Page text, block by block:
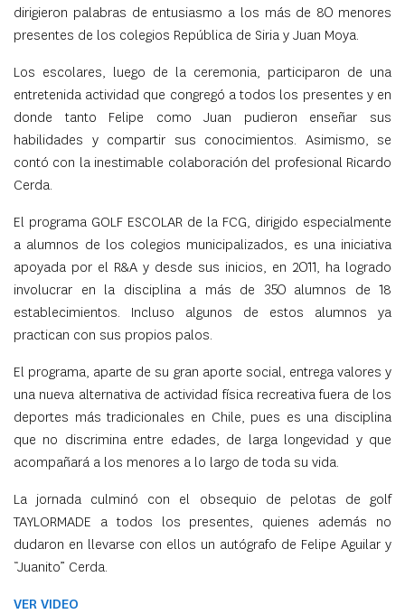
dirigieron palabras de entusiasmo a los más de 80 menores
presentes de los colegios República de Siria y Juan Moya.
Los escolares, luego de la ceremonia, participaron de una
entretenida actividad que congregó a todos los presentes y en
donde tanto Felipe como Juan pudieron enseñar sus
habilidades y compartir sus conocimientos. Asimismo, se
contó con la inestimable colaboración del profesional Ricardo
Cerda.
El programa GOLF ESCOLAR de la FCG, dirigido especialmente
a alumnos de los colegios municipalizados, es una iniciativa
apoyada por el R&A y desde sus inicios, en 2011, ha logrado
involucrar en la disciplina a más de 350 alumnos de 18
establecimientos. Incluso algunos de estos alumnos ya
practican con sus propios palos.
El programa, aparte de su gran aporte social, entrega valores y
una nueva alternativa de actividad física recreativa fuera de los
deportes más tradicionales en Chile, pues es una disciplina
que no discrimina entre edades, de larga longevidad y que
acompañará a los menores a lo largo de toda su vida.
La jornada culminó con el obsequio de pelotas de golf
TAYLORMADE a todos los presentes, quienes además no
dudaron en llevarse con ellos un autógrafo de Felipe Aguilar y
“Juanito” Cerda.
VER VIDEO